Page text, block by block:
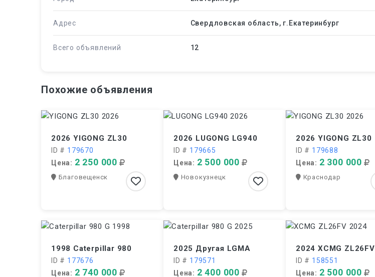
Адрес Свердловская область, г.Екатеринбург
Всего объявлений 12
Похожие объявления
2026 YIGONG ZL30
ID # 179670
Цена: 2 250 000
Благовещенск
2026 LUGONG LG940
ID # 179665
Цена: 2 500 000
Новокузнецк
2026 YIGONG ZL30
ID # 179688
Цена: 2 300 000
Краснодар
1998 Caterpillar 980
ID # 177676
Цена: 2 740 000
2025 Другая LGMA
ID # 179571
Цена: 2 400 000
2024 XCMG ZL26FV
ID # 158551
Цена: 2 500 000